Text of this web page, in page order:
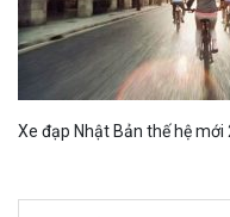
Xe đạp Nhật Bản thế hệ mới